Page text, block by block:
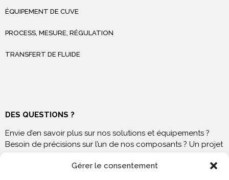
Gérer le consentement
ÉQUIPEMENT DE CUVE
PROCESS, MESURE, RÉGULATION
TRANSFERT DE FLUIDE
DES QUESTIONS ?
Envie d’en savoir plus sur nos solutions et équipements ?
Besoin de précisions sur l’un de nos composants ? Un projet